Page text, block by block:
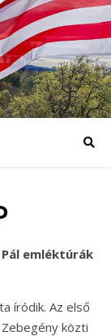
íródik. Az első
közti